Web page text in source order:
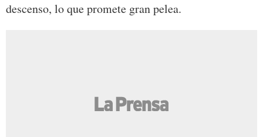
descenso, lo que promete gran pelea.